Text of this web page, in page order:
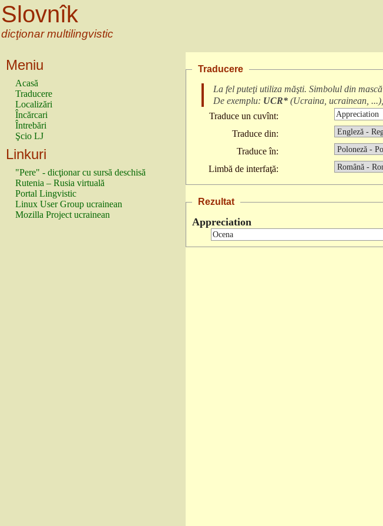
Slovnîk
dicţionar multilingvistic
Meniu
Acasă
Traducere
Localizări
Încărcari
Întrebări
Şcio LJ
Linkuri
"Pere" - dicţionar cu sursă deschisă
Rutenia – Rusia virtuală
Portal Lingvistic
Linux User Group ucrainean
Mozilla Project ucrainean
Traducere
La fel puteţi utiliza măşti. Simbolul din mască
De exemplu: UCR* (Ucraina, ucrainean, ...),
Traduce un cuvînt:
Traduce din:
Traduce în:
Limbă de interfaţă:
Rezultat
Appreciation